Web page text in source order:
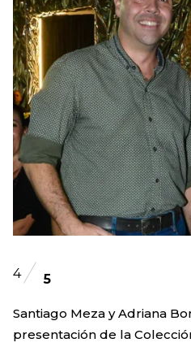
4 5
Santiago Meza y Adriana
presentación de la